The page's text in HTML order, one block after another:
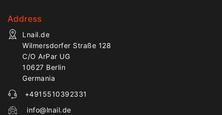
Address
Lnail.de
Wilmersdorfer Straße 128
C/O ArPar UG
10627 Berlin
Germania
+4915510392331
info@lnail.de